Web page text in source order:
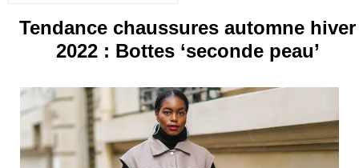
Tendance chaussures automne hiver
2022 : Bottes ‘seconde peau’